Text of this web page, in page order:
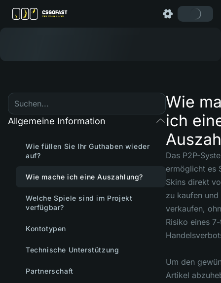
Allgemeine Information
Wie füllen Sie Ihr Guthaben wieder
auf?
Wie mache ich eine Auszahlung?
Welche Spiele sind im Projekt
verfügbar?
Kontotypen
Technische Unterstützung
Partnerschaft
Wie
ich
Das P2P-
ermöglicht es
Skins direkt
zu kaufen und
verkaufen,
Risiko eines
Um den
Artikel